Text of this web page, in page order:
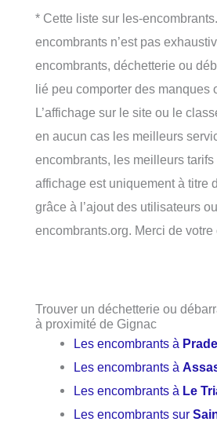
* Cette liste sur les-
encombrants n’est pas
encombrants, déchetterie ou
lié peu comporter des manques
L’affichage sur le site ou le
en aucun cas les meilleurs
encombrants, les meilleurs
affichage est uniquement à titre
grâce à l’ajout des utilisateurs
encombrants.org. Merci de
Trouver un déchetterie ou
à proximité de Gignac
Les encombrants à
Les encombrants à
Les encombrants à Le
Les encombrants sur